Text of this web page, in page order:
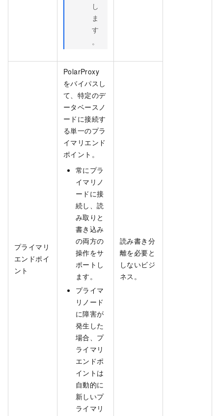
し
ま
す
。
プライマリ
エンドポイ
ント
PolarProxy
をバイパスし
て、特定のデ
ータベースノ
ードに接続す
る単一のプラ
イマリエンド
ポイント。
常にプラ
イマリノ
ードに接
続し、読
み取りと
書き込み
の両方の
操作をサ
ポートし
ます。
プライマ
リノード
に障害が
発生した
場合、プ
ライマリ
エンドポ
イントは
自動的に
新しいプ
ライマリ
読み書き分
離を必要と
しないビジ
ネス。